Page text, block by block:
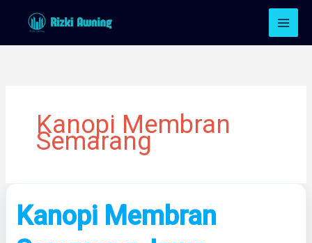
Kanopi Membran
Semarang
Kanopi Membran
Kanopi
Membran
Semarang